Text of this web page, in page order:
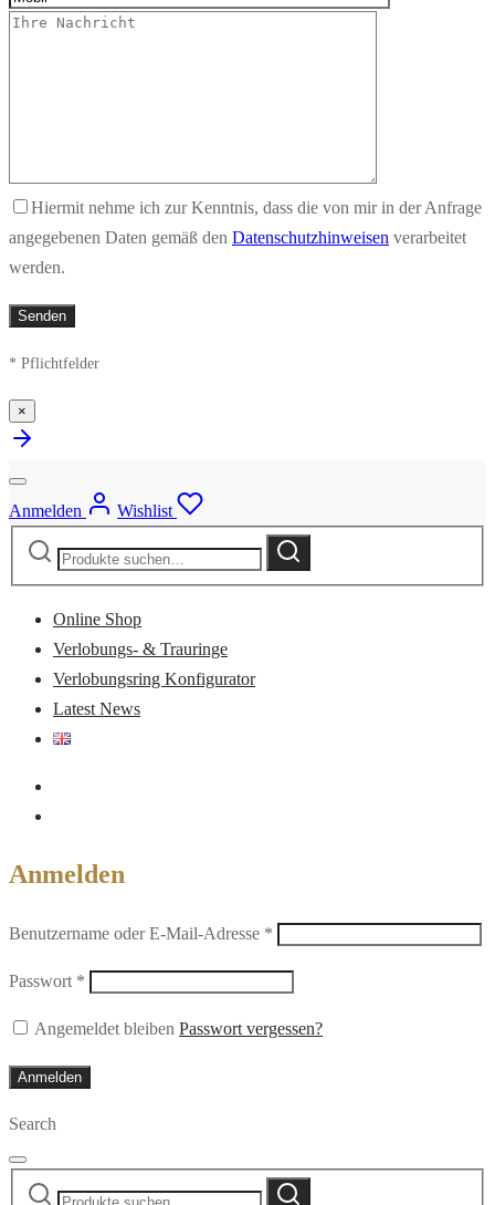
Hiermit nehme ich zur Kenntnis, dass die von mir in der Anfrage
angegebenen Daten gemäß den Datenschutzhinweisen verarbeitet
werden.
* Pflichtfelder
×
Anmelden
Wishlist
Suche
Suche
Online Shop
Verlobungs- & Trauringe
Verlobungsring Konfigurator
Latest News
Anmelden
Benutzername oder E-Mail-Adresse *
Passwort *
Angemeldet bleiben Passwort vergessen?
Anmelden
Search
Suche
Suche